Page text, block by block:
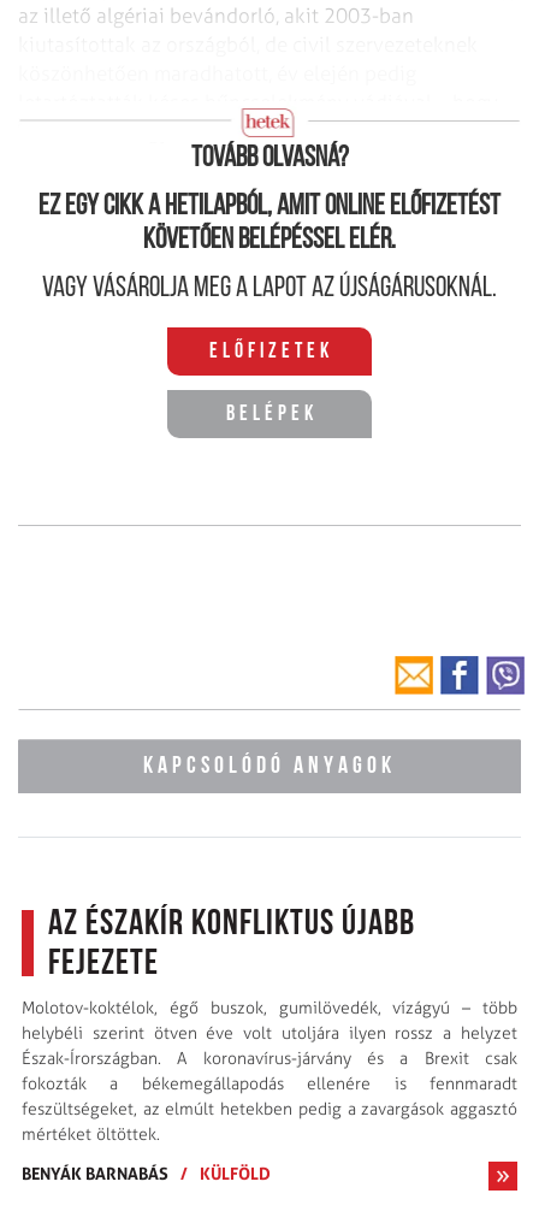
az illető algériai bevándorló, akit 2003-ban
Tovább olvasná?
Ez egy cikk a hetilapból, amit online előfizetést
követően belépéssel elér.
Vagy vásárolja meg a lapot az újságárusoknál.
Előfizetek
Belépek
KAPCSOLÓDÓ ANYAGOK
Az északír konfliktus újabb
fejezete
Molotov-koktélok, égő buszok, gumilövedék, vízágyú – több
helybéli szerint ötven éve volt utoljára ilyen rossz a helyzet
Észak-Írországban. A koronavírus-járvány és a Brexit csak
fokozták a békemegállapodás ellenére is fennmaradt
feszültségeket, az elmúlt hetekben pedig a zavargások aggasztó
mértéket öltöttek.
BENYÁK BARNABÁS / KÜLFÖLD